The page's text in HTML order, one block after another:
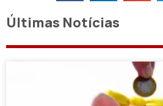
Últimas Notícias